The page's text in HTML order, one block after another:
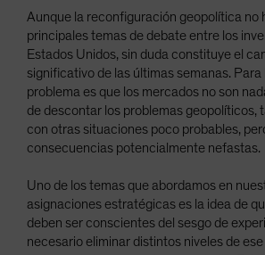
Aunque la reconfiguración geopolítica no
principales temas de debate entre los
Estados Unidos, sin duda constituye el
significativo de las últimas semanas. Para
problema es que los mercados no son
de descontar los problemas geopolíticos,
con otras situaciones poco probables,
consecuencias potencialmente nefastas.
Uno de los temas que abordamos en
asignaciones estratégicas es la idea de
deben ser conscientes del sesgo de
necesario eliminar distintos niveles de